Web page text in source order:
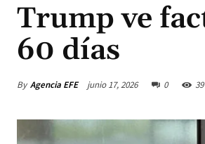
Trump ve
60 días
By Agencia EFE junio 17, 2026 0 39